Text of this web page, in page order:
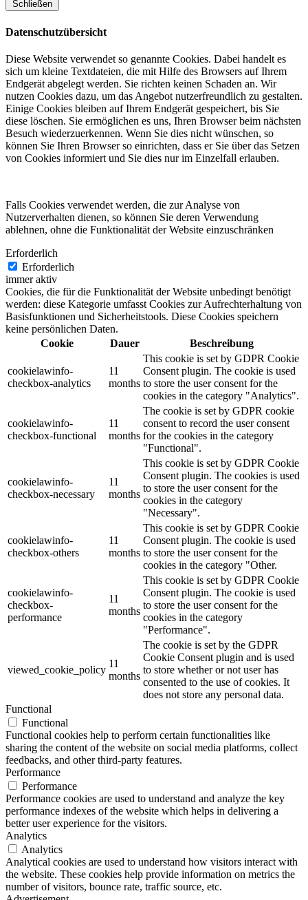
Schließen
Datenschutzübersicht
Diese Website verwendet so genannte Cookies. Dabei handelt es
sich um kleine Textdateien, die mit Hilfe des Browsers auf Ihrem
Endgerät abgelegt werden. Sie richten keinen Schaden an. Wir
nutzen Cookies dazu, um das Angebot nutzerfreundlich zu gestalten.
Einige Cookies bleiben auf Ihrem Endgerät gespeichert, bis Sie
diese löschen. Sie ermöglichen es uns, Ihren Browser beim nächsten
Besuch wiederzuerkennen. Wenn Sie dies nicht wünschen, so
können Sie Ihren Browser so einrichten, dass er Sie über das Setzen
von Cookies informiert und Sie dies nur im Einzelfall erlauben.
Falls Cookies verwendet werden, die zur Analyse von
Nutzerverhalten dienen, so können Sie deren Verwendung
ablehnen, ohne die Funktionalität der Website einzuschränken
Erforderlich
Erforderlich
immer aktiv
Cookies, die für die Funktionalität der Website unbedingt benötigt
werden: diese Kategorie umfasst Cookies zur Aufrechterhaltung von
Basisfunktionen und Sicherheitstools. Diese Cookies speichern
keine persönlichen Daten.
Cookie
Dauer Beschreibung
cookielawinfo-
checkbox-analytics
11
months
This cookie is set by GDPR Cookie
Consent plugin. The cookie is used
to store the user consent for the
cookies in the category "Analytics".
cookielawinfo-
checkbox-functional
11
months
The cookie is set by GDPR cookie
consent to record the user consent
for the cookies in the category
"Functional".
cookielawinfo-
checkbox-necessary
11
months
This cookie is set by GDPR Cookie
Consent plugin. The cookies is used
to store the user consent for the
cookies in the category
"Necessary".
cookielawinfo-
checkbox-others
11
months
This cookie is set by GDPR Cookie
Consent plugin. The cookie is used
to store the user consent for the
cookies in the category "Other.
cookielawinfo-
checkbox-
performance
11
months
This cookie is set by GDPR Cookie
Consent plugin. The cookie is used
to store the user consent for the
cookies in the category
"Performance".
viewed_cookie_policy
11
months
The cookie is set by the GDPR
Cookie Consent plugin and is used
to store whether or not user has
consented to the use of cookies. It
does not store any personal data.
Functional
Functional
Functional cookies help to perform certain functionalities like
sharing the content of the website on social media platforms, collect
feedbacks, and other third-party features.
Performance
Performance
Performance cookies are used to understand and analyze the key
performance indexes of the website which helps in delivering a
better user experience for the visitors.
Analytics
Analytics
Analytical cookies are used to understand how visitors interact with
the website. These cookies help provide information on metrics the
number of visitors, bounce rate, traffic source, etc.